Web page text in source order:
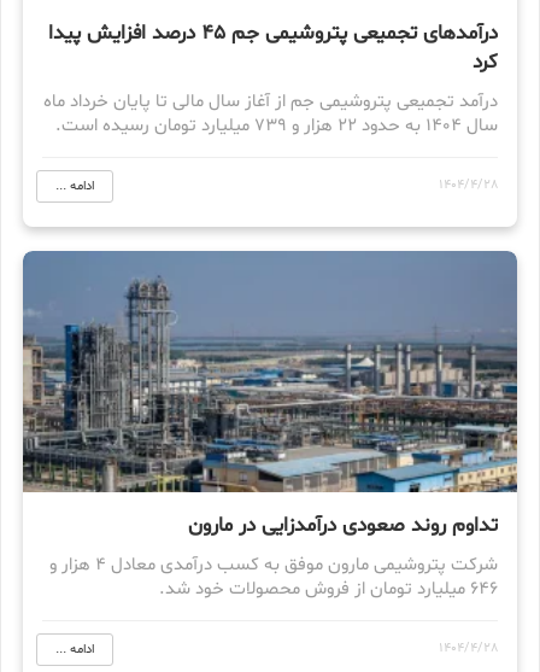
درآمد‌های تجمیعی پتروشیمی جم ۴۵ درصد افزایش پیدا
کرد
درآمد تجمیعی پتروشیمی جم از آغاز سال مالی تا پایان خرداد ماه
سال ۱۴۰۴ به حدود ۲۲ هزار و ۷۳۹ میلیارد تومان رسیده است.
1404/4/28 ادامه ...
تداوم روند صعودی درآمدزایی در مارون
شرکت پتروشیمی مارون موفق به کسب درآمدی معادل ۴ هزار و
۶۴۶ میلیارد تومان از فروش محصولات خود شد.
1404/4/28 ادامه ...